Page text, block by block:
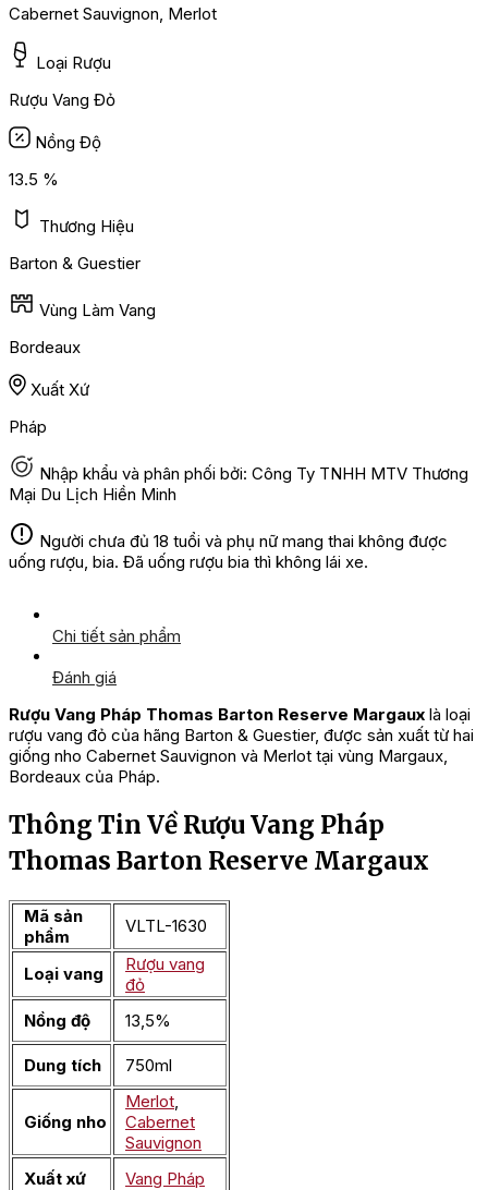
Cabernet Sauvignon, Merlot
Loại Rượu
Rượu Vang Đỏ
Nồng Độ
13.5 %
Thương Hiệu
Barton & Guestier
Vùng Làm Vang
Bordeaux
Xuất Xứ
Pháp
Nhập khẩu và phân phối bởi: Công Ty TNHH MTV Thương
Mại Du Lịch Hiền Minh
Người chưa đủ 18 tuổi và phụ nữ mang thai không được
uống rượu, bia. Đã uống rượu bia thì không lái xe.
Chi tiết sản phẩm
Đánh giá
Rượu Vang Pháp Thomas Barton Reserve Margaux là loại
rượu vang đỏ của hãng Barton & Guestier, được sản xuất từ hai
giống nho Cabernet Sauvignon và Merlot tại vùng Margaux,
Bordeaux của Pháp.
Thông Tin Về Rượu Vang Pháp
Thomas Barton Reserve Margaux
Mã sản
phẩm
VLTL-1630
Loại vang
Rượu vang
đỏ
Nồng độ
13,5%
Dung tích 750ml
Giống nho
Merlot
Cabernet
Sauvignon
Xuất xứ
Vang Pháp